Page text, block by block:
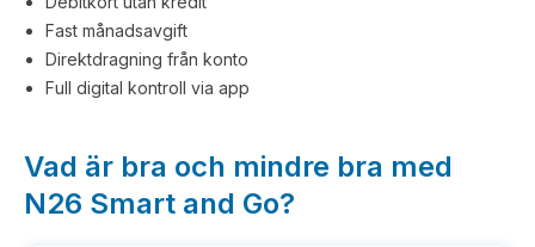
Fast månadsavgift
Direktdragning från konto
Full digital kontroll via app
Vad är bra och mindre bra med
N26 Smart and Go?